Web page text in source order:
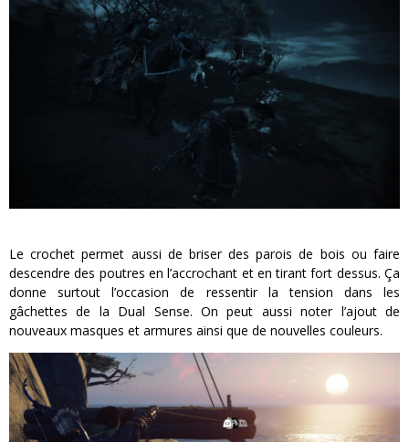
Le crochet permet aussi de briser des parois de bois ou faire
descendre des poutres en l’accrochant et en tirant fort dessus. Ça
donne surtout l’occasion de ressentir la tension dans les
gâchettes de la Dual Sense. On peut aussi noter l’ajout de
nouveaux masques et armures ainsi que de nouvelles couleurs.